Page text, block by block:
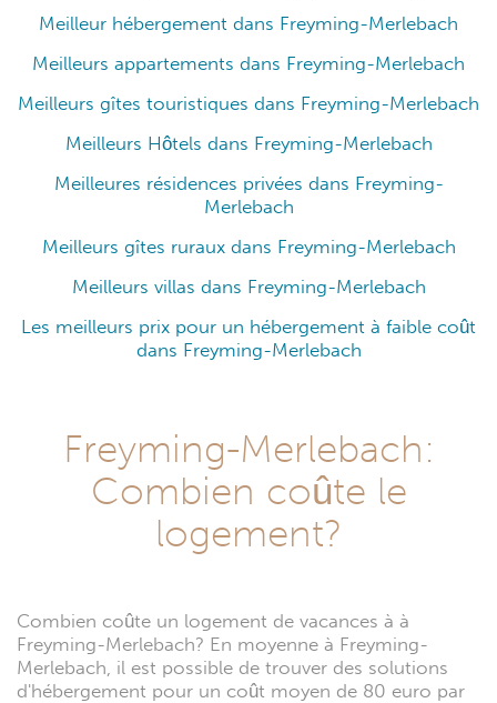
Meilleur hébergement dans Freyming-Merlebach
Meilleurs appartements dans Freyming-Merlebach
Meilleurs gîtes touristiques dans Freyming-Merlebach
Meilleurs Hôtels dans Freyming-Merlebach
Meilleures résidences privées dans Freyming-
Merlebach
Meilleurs gîtes ruraux dans Freyming-Merlebach
Meilleurs villas dans Freyming-Merlebach
Les meilleurs prix pour un hébergement à faible coût
dans Freyming-Merlebach
Freyming-Merlebach:
Combien coûte le
logement?
Combien coûte un logement de vacances à à
Freyming-Merlebach? En moyenne à Freyming-
Merlebach, il est possible de trouver des solutions
d'hébergement pour un coût moyen de 80 euro par